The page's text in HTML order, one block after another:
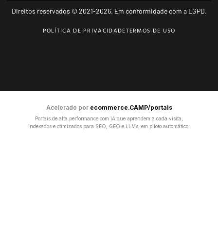
Direitos reservados © 2021-2026. Em conformidade com a LGPD.
POLÍTICA DE PRIVACIDADETERMOS DE USO
Acelerado por ecommerce.CAMP/portais
Portais de alta performance com IA que aprendem a cada visita,
indexados e otimizados para SEO, GEO e LLMs, em piloto automático.